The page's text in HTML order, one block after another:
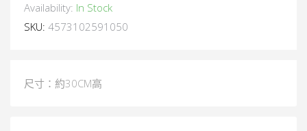
Availability: In Stock
SKU: 4573102591050
尺寸：約30CM高